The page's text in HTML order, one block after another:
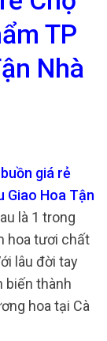
TP
Nhà
giá rẻ
Giao Hoa Tận
là 1 trong
hoa tươi chất
lâu đời tay
biến thành
hoa tại Cà